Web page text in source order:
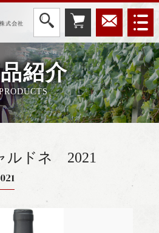
紹介
ルドネ 2021